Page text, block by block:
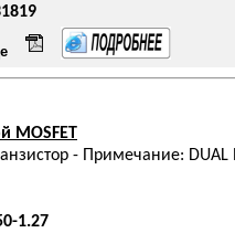
MOSFET
- Примечание: DUAL
1.27